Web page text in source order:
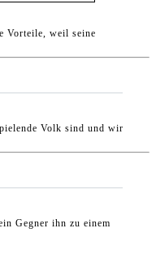
Vorteile, weil seine
Volk sind und wir
Gegner ihn zu einem